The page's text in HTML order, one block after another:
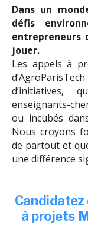
Dans un
défis
jouer.
Les appels à
d’initiatives,
enseignants-
ou incubés
Nous croyons
de partout et
une différence
à projets